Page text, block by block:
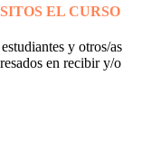
EL CURSO
y otros/as
en recibir y/o